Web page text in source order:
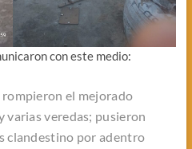
con este medio:
el mejorado
varias veredas; pusieron
clandestino por adentro